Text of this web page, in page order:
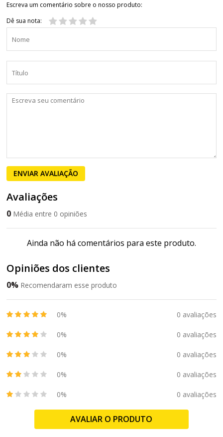
Escreva um comentário sobre o nosso produto:
Dê sua nota:
ENVIAR AVALIAÇÃO
Avaliações
0 Média entre 0 opiniões
Ainda não há comentários para este produto.
Opiniões dos clientes
0% Recomendaram esse produto
0% 0 avaliações
0% 0 avaliações
0% 0 avaliações
0% 0 avaliações
0% 0 avaliações
AVALIAR O PRODUTO